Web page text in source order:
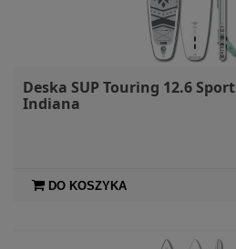
Deska SUP Touring 12.6 Sport
Indiana
DO KOSZYKA